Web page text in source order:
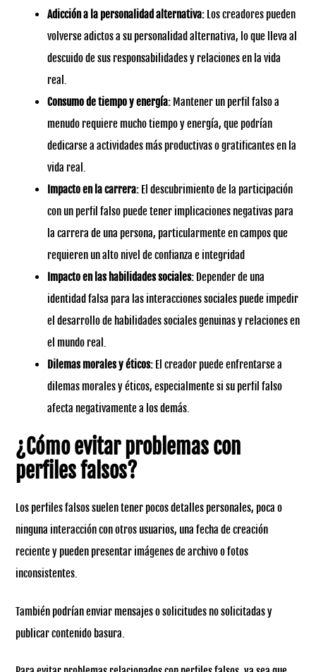
Adicción a la personalidad alternativa: Los creadores pueden
volverse adictos a su personalidad alternativa, lo que lleva al
descuido de sus responsabilidades y relaciones en la vida
real.
Consumo de tiempo y energía: Mantener un perfil falso a
menudo requiere mucho tiempo y energía, que podrían
dedicarse a actividades más productivas o gratificantes en la
vida real.
Impacto en la carrera: El descubrimiento de la participación
con un perfil falso puede tener implicaciones negativas para
la carrera de una persona, particularmente en campos que
requieren un alto nivel de confianza e integridad
Impacto en las habilidades sociales: Depender de una
identidad falsa para las interacciones sociales puede impedir
el desarrollo de habilidades sociales genuinas y relaciones en
el mundo real.
Dilemas morales y éticos: El creador puede enfrentarse a
dilemas morales y éticos, especialmente si su perfil falso
afecta negativamente a los demás.
¿Cómo evitar problemas con
perfiles falsos?
Los perfiles falsos suelen tener pocos detalles personales, poca o
ninguna interacción con otros usuarios, una fecha de creación
reciente y pueden presentar imágenes de archivo o fotos
inconsistentes.
También podrían enviar mensajes o solicitudes no solicitadas y
publicar contenido basura.